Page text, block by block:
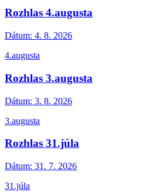
Rozhlas 4.augusta
Dátum: 4. 8. 2026
4.augusta
Rozhlas 3.augusta
Dátum: 3. 8. 2026
3.augusta
Rozhlas 31.júla
Dátum: 31. 7. 2026
31.júla